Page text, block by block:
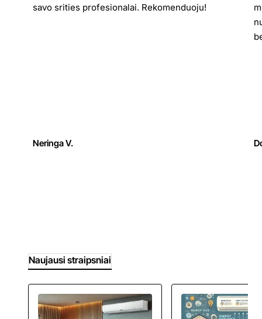
savo srities profesionalai. Rekomenduoju!
Neringa V.
Naujausi straipsniai